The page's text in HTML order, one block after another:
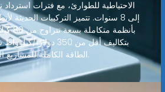
إلى 8 سنوات. تتميز التركيبات الحديثة
بتكاليف أقل من 350
الطاقة الكاملة للمشاريع الصناعية.